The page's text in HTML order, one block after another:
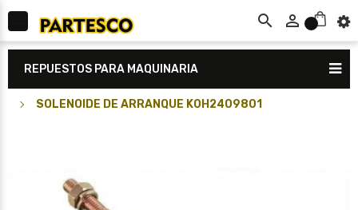
 
REPUESTOS PARA MAQUINARIA
SOLENOIDE DE ARRANQUE K0H2409801